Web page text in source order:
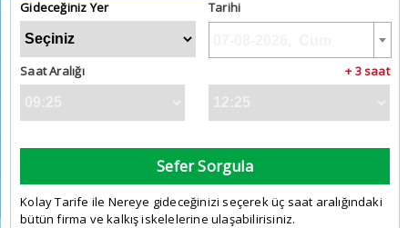
Gideceğiniz Yer Tarihi
Saat Aralığı + 3 saat
Sefer Sorgula
Kolay Tarife ile Nereye gideceğinizi seçerek üç saat aralığındaki
bütün firma ve kalkış iskelelerine ulaşabilirisiniz.